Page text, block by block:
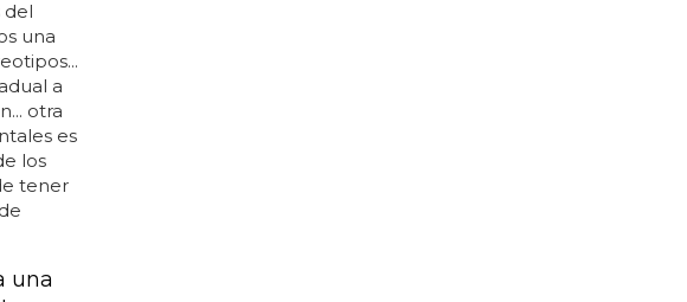
del
una
a
otra
es
los
tener
una